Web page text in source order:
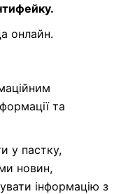
онлайн.
та
у пастку,
новин,
інформацію з